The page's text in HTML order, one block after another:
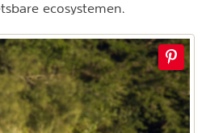
ecosystemen.